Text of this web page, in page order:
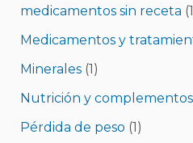
medicamentos sin receta
Medicamentos y
Minerales(1)
Nutrición y complementos
Pérdida de peso (1)